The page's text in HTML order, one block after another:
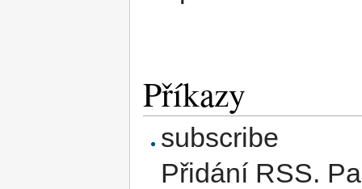
Příkazy
subscribe
Přidání RSS.